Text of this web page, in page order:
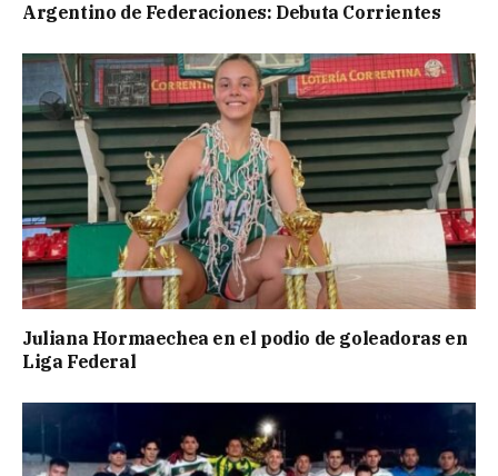
Argentino de Federaciones: Debuta Corrientes
Juliana Hormaechea en el podio de goleadoras en
Liga Federal